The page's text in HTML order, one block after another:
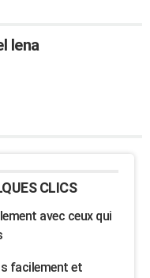
lena
CLICS
avec ceux qui
facilement et